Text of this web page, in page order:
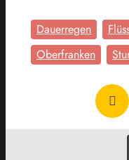
Dauerregen
Oberfranken